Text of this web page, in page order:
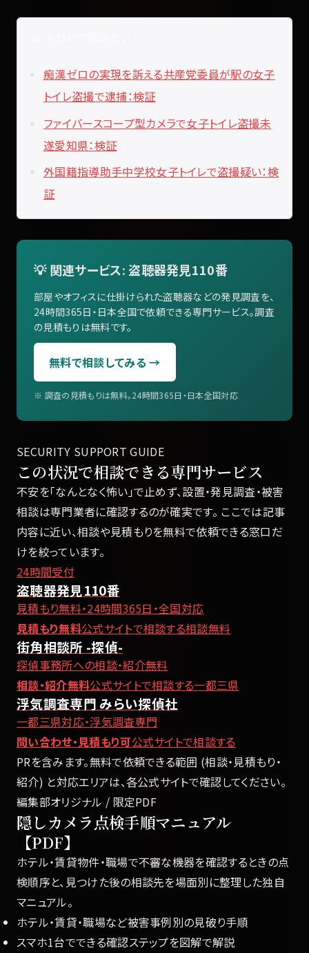
痴漢ゼロの実現を訴える共産党委員が駅の女子
トイレ盗撮で逮捕：検証
ファイバースコープ型カメラで女子トイレ盗撮未
遂愛知県：検証
外国籍指導助手中学校女子トイレで盗撮疑い：検
証
💡 関連サービス: 盗聴器発見110番
部屋やオフィスに仕掛けられた盗聴器などの発見調査を、
24時間365日・日本全国で依頼できる専門サービス。調査
の見積もりは無料です。
無料で相談してみる →
※ 調査の見積もりは無料。24時間365日・日本全国対応
SECURITY SUPPORT GUIDE
この状況で相談できる専門サービス
不安を「なんとなく怖い」で止めず、設置・発見調査・被害
相談は専門業者に確認するのが確実です。 ここでは記事
内容に近い、相談や見積もりを無料で依頼できる窓口だ
けを絞っています。
24時間受付
盗聴器発見110番
見積もり無料・24時間365日・全国対応
見積もり無料公式サイトで相談する相談無料
街角相談所 -探偵-
探偵事務所への相談・紹介無料
相談・紹介無料公式サイトで相談する一都三県
浮気調査専門 みらい探偵社
一都三県対応・浮気調査専門
問い合わせ・見積もり可公式サイトで相談する
PRを含みます。無料で依頼できる範囲 (相談・見積もり・
紹介) と対応エリアは、各公式サイトで確認してください。
編集部オリジナル / 限定PDF
隠しカメラ点検手順マニュアル
【PDF】
ホテル・賃貸物件・職場で不審な機器を確認するときの点
検順序と、見つけた後の相談先を場面別に整理した独自
マニュアル。
ホテル・賃貸・職場など被害事例別の見破り手順
スマホ1台でできる確認ステップを図解で解説